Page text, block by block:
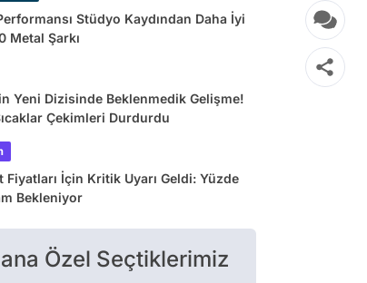
Stüdyo Kaydından Daha İyi
Metal Şarkı
Yeni Dizisinde Beklenmedik Gelişme!
Çekimleri Durdurdu
Fiyatları İçin Kritik Uyarı Geldi: Yüzde
Bekleniyor
Özel Seçtiklerimiz